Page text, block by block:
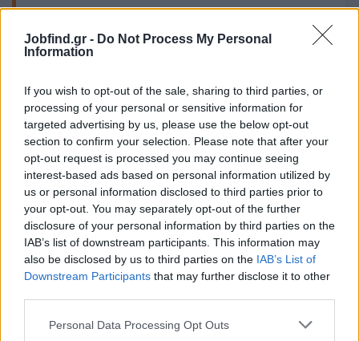
Jobfind.gr - Do Not Process My Personal
Information
If you wish to opt-out of the sale, sharing to third parties, or
processing of your personal or sensitive information for
targeted advertising by us, please use the below opt-out
section to confirm your selection. Please note that after your
opt-out request is processed you may continue seeing
interest-based ads based on personal information utilized by
us or personal information disclosed to third parties prior to
your opt-out. You may separately opt-out of the further
disclosure of your personal information by third parties on the
IAB’s list of downstream participants. This information may
also be disclosed by us to third parties on the IAB’s List of
Downstream Participants that may further disclose it to other
Personal Data Processing Opt Outs
Πλήρης απασχόληση
σελίδα 1από 1
1